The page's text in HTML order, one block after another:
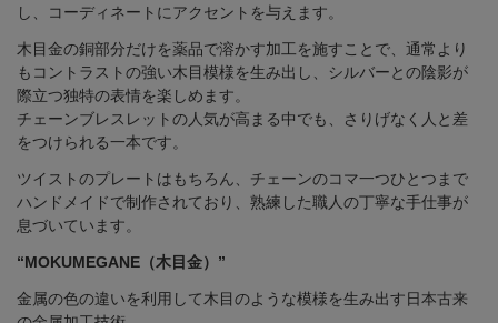
し、コーディネートにアクセントを与えます。
木目金の銅部分だけを薬品で溶かす加工を施すことで、通常より
もコントラストの強い木目模様を生み出し、シルバーとの陰影が
際立つ独特の表情を楽しめます。
チェーンブレスレットの人気が高まる中でも、さりげなく人と差
をつけられる一本です。
ツイストのプレートはもちろん、チェーンのコマ一つひとつまで
ハンドメイドで制作されており、熟練した職人の丁寧な手仕事が
息づいています。
“MOKUMEGANE（木目金）”
金属の色の違いを利用して木目のような模様を生み出す日本古来